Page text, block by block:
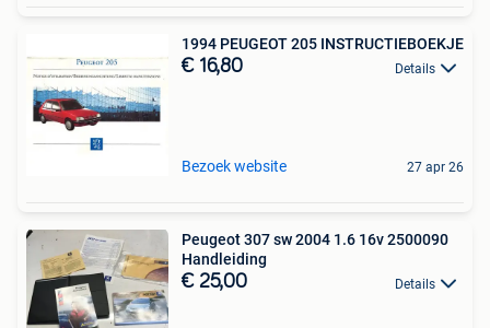
1994 PEUGEOT 205 INSTRUCTIEBOEKJE
€ 16,80 Details
Bezoek website 27 apr 26
Peugeot 307 sw 2004 1.6 16v 2500090
Handleiding
€ 25,00 Details